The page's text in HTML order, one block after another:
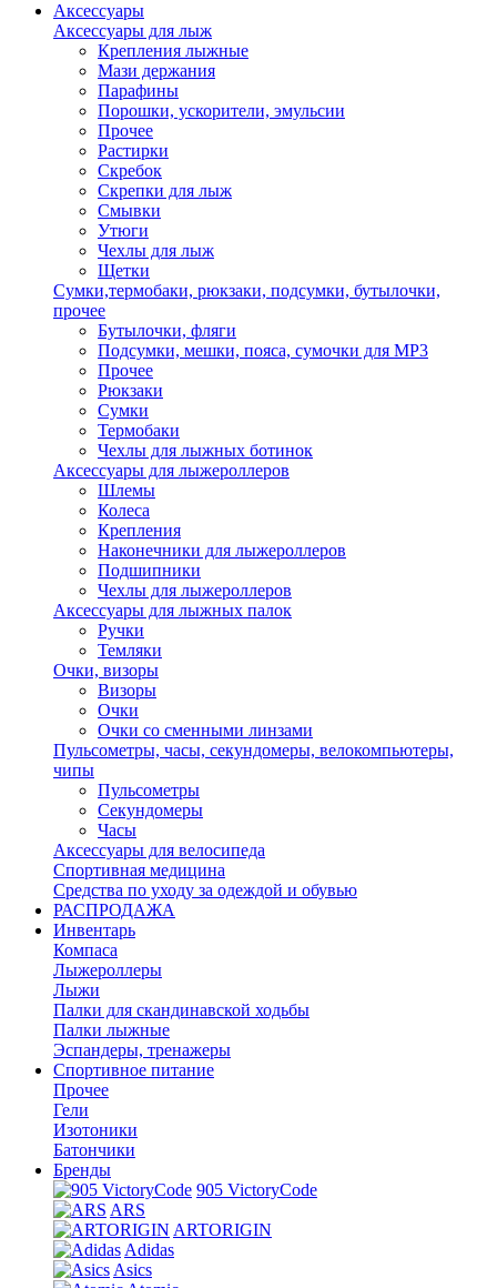
Аксессуары
Аксессуары для лыж
Крепления лыжные
Мази держания
Парафины
Порошки, ускорители, эмульсии
Прочее
Растирки
Скребок
Скрепки для лыж
Смывки
Утюги
Чехлы для лыж
Щетки
Сумки,термобаки, рюкзаки, подсумки, бутылочки,
прочее
Бутылочки, фляги
Подсумки, мешки, пояса, сумочки для MP3
Прочее
Рюкзаки
Сумки
Термобаки
Чехлы для лыжных ботинок
Аксессуары для лыжероллеров
Шлемы
Колеса
Крепления
Наконечники для лыжероллеров
Подшипники
Чехлы для лыжероллеров
Аксессуары для лыжных палок
Ручки
Темляки
Очки, визоры
Визоры
Очки
Очки со сменными линзами
Пульсометры, часы, секундомеры, велокомпьютеры,
чипы
Пульсометры
Секундомеры
Часы
Аксессуары для велосипеда
Спортивная медицина
Средства по уходу за одеждой и обувью
РАСПРОДАЖА
Инвентарь
Компаса
Лыжероллеры
Лыжи
Палки для скандинавской ходьбы
Палки лыжные
Эспандеры, тренажеры
Спортивное питание
Прочее
Гели
Изотоники
Батончики
Бренды
905 VictoryCode
ARS
ARTORIGIN
Adidas
Asics